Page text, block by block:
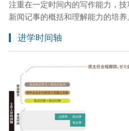
注重在一定时间内的写作能力，技
新闻记事的概括和理解能力的培养
进学时间轴